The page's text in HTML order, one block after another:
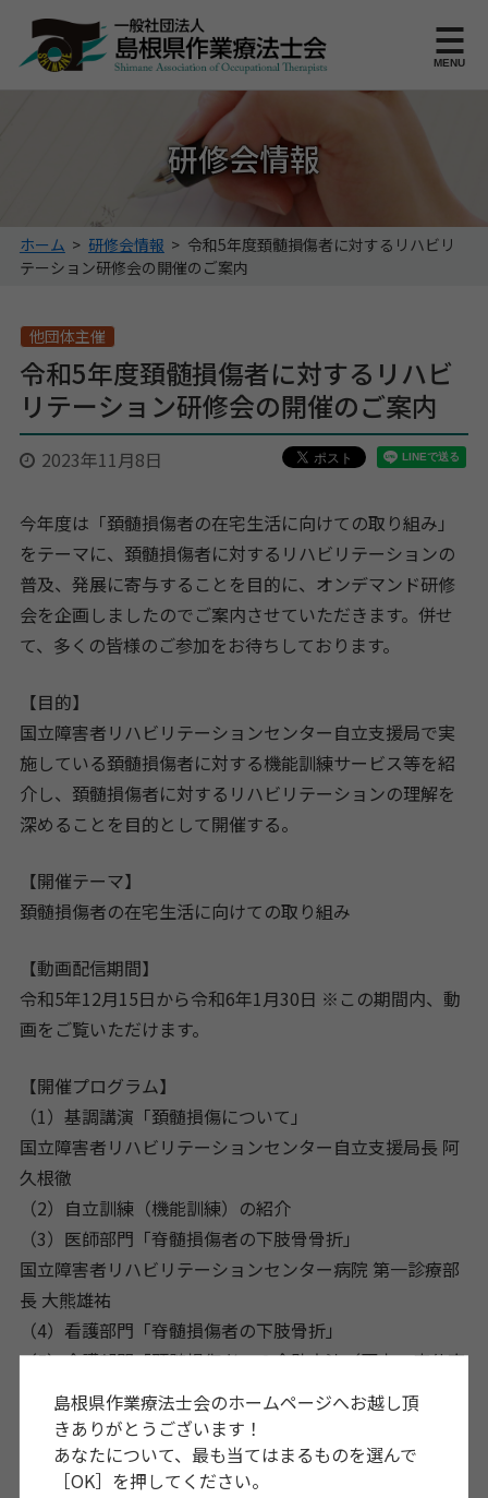
島根県作業療法士会のホームページへお越し頂
きありがとうございます！
あなたについて、最も当てはまるものを選んで
［OK］を押してください。
このページの本文へ
MENU
研修会情報
こ
の
ジ
の
位
置:
ホーム > 研修会情報 > 令和5年度頚髄損傷者に対するリハビリ
テーション研修会の開催のご案内
他団体主催
令和5年度頚髄損傷者に対するリハビ
リテーション研修会の開催のご案内
2023年11月8日
今年度は「頚髄損傷者の在宅生活に向けての取り組み」
をテーマに、頚髄損傷者に対するリハビリテーションの
普及、発展に寄与することを目的に、オンデマンド研修
会を企画しましたのでご案内させていただきます。併せ
て、多くの皆様のご参加をお待ちしております。
【目的】
国立障害者リハビリテーションセンター自立支援局で実
施している頚髄損傷者に対する機能訓練サービス等を紹
介し、頚髄損傷者に対するリハビリテーションの理解を
深めることを目的として開催する。
【開催テーマ】
頚髄損傷者の在宅生活に向けての取り組み
【動画配信期間】
令和5年12月15日から令和6年1月30日 ※この期間内、動
画をご覧いただけます。
【開催プログラム】
（1）基調講演「頚髄損傷について」
国立障害者リハビリテーションセンター自立支援局長 阿
久根徹
（2）自立訓練（機能訓練）の紹介
（3）医師部門「脊髄損傷者の下肢骨骨折」
国立障害者リハビリテーションセンター病院 第一診療部
長 大熊雄祐
（4）看護部門「脊髄損傷者の下肢骨折」
（5）介護部門「頚髄損傷者への介助方法（更衣・座位直
しを中心に）」
（6）相談支援部門「在宅生活等に必要な公的制度・サー
ビス」
（7）自動車訓練部門「頚髄損傷者の自動車運転につい